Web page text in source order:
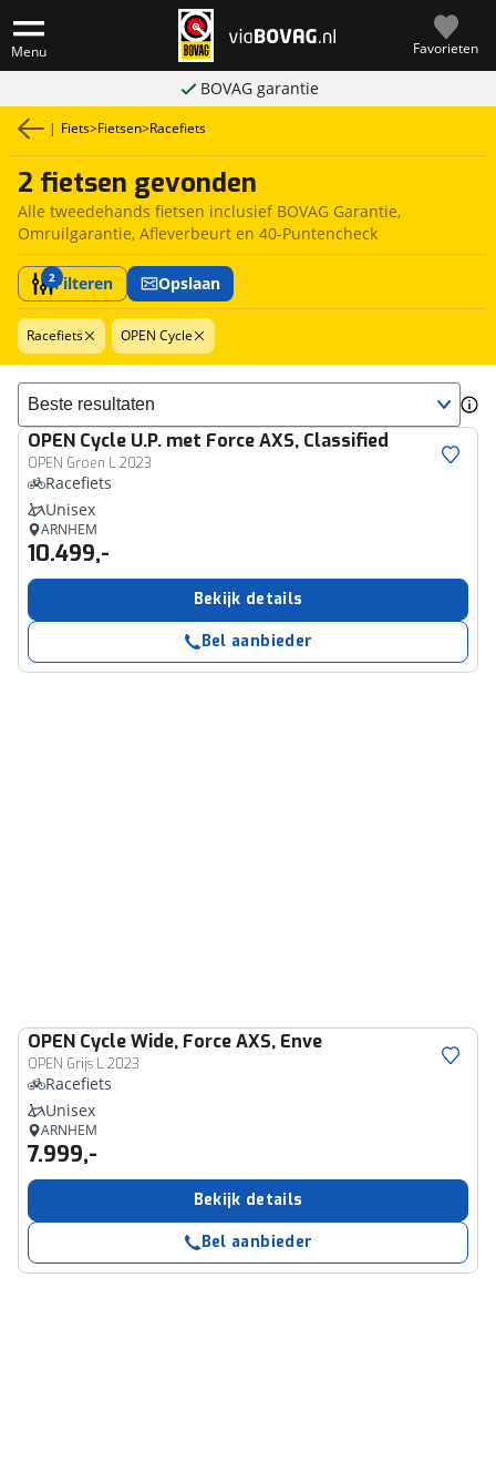
Menu Favorieten
BOVAG garantie
| Fiets>Fietsen>Racefiets
2 fietsen gevonden
Alle tweedehands fietsen inclusief BOVAG Garantie,
Omruilgarantie, Afleverbeurt en 40-Puntencheck
2Filteren Opslaan
Racefiets OPEN Cycle
Sorteer resultaten
OPEN Cycle U.P. met Force AXS, Classified
OPEN Groen L 2023
Racefiets
Unisex
ARNHEM
10.499,-
Bekijk details
Bel aanbieder
OPEN CycleWide, Force AXS, Enve
OPEN Grijs L 2023
Racefiets
Unisex
ARNHEM
7.999,-
Bekijk details
Bel aanbieder